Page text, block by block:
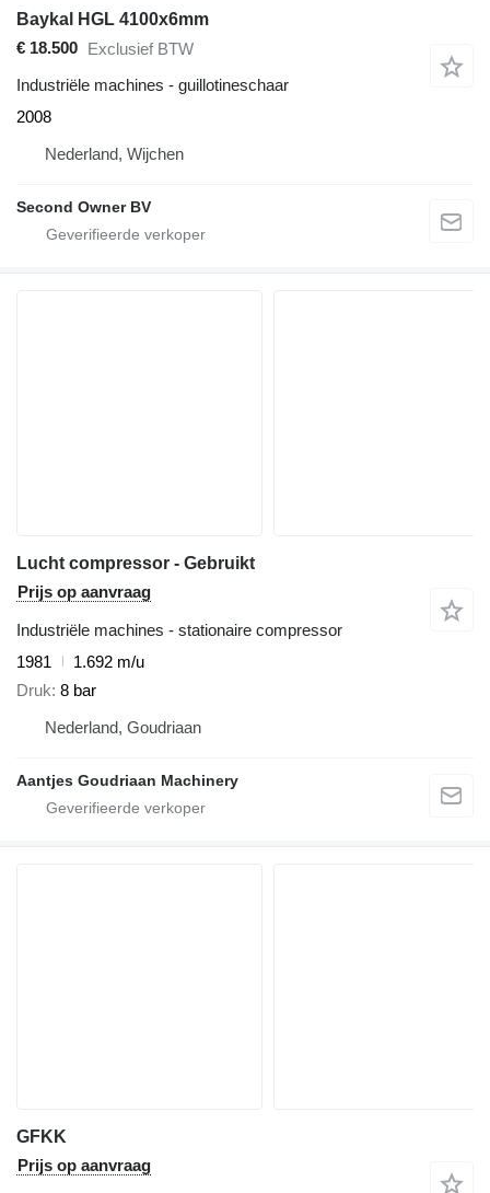
Baykal HGL 4100x6mm
€ 18.500 Exclusief BTW
Industriële machines - guillotineschaar
2008
Nederland, Wijchen
Second Owner BV
Lucht compressor - Gebruikt
Prijs op aanvraag
Industriële machines - stationaire compressor
1981
1.692 m/u
Druk 8 bar
Nederland, Goudriaan
Aantjes Goudriaan Machinery
GFKK
Prijs op aanvraag